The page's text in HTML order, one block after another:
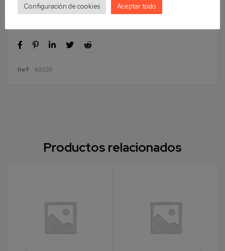
Ref 63220
Productos relacionados
Configuración de cookies Aceptar todo